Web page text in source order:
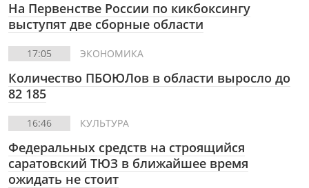
На Первенстве России по кикбоксингу
выступят две сборные области
17:05 ЭКОНОМИКА
Количество ПБОЮЛов в области выросло до
82 185
16:46 КУЛЬТУРА
Федеральных средств на строящийся
саратовский ТЮЗ в ближайшее время
ожидать не стоит